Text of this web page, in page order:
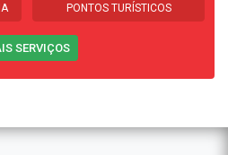
PONTOS TURÍSTICOS
SERVIÇOS